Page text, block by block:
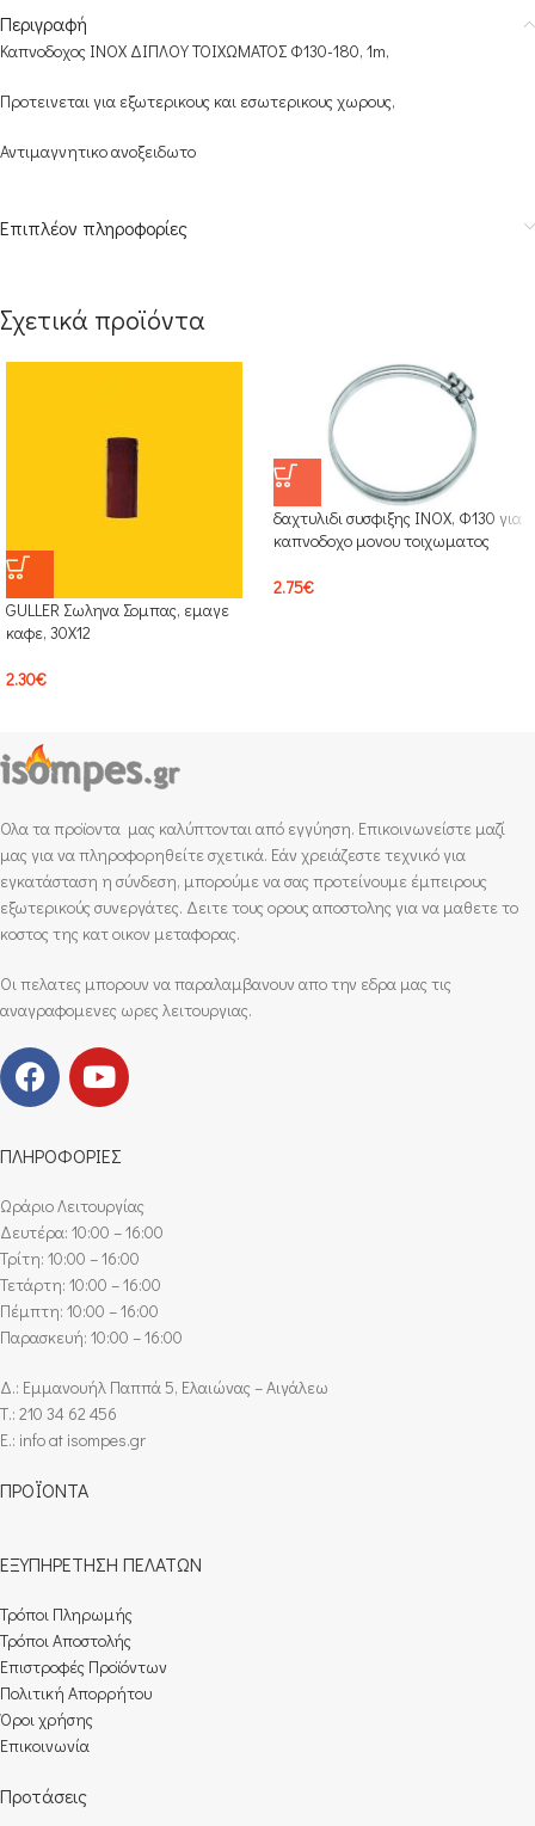
Περιγραφή
Καπνοδοχος INOX ΔΙΠΛΟΥ ΤΟΙΧΩΜΑΤΟΣ Φ130-180, 1m,
Προτεινεται για εξωτερικους και εσωτερικους χωρους,
Αντιμαγνητικο ανοξειδωτο
Επιπλέον πληροφορίες
Σχετικά προϊόντα
GULLER Σωληνα Σομπας, εμαγε
καφε, 30Χ12
2.30€
δαχτυλιδι συσφιξης INOX, Φ130 για
καπνοδοχο μονου τοιχωματος
2.75€
Ολα τα προϊοντα μας καλύπτονται από εγγύηση. Επικοινωνείστε μαζί
μας για να πληροφορηθείτε σχετικά. Εάν χρειάζεστε τεχνικό για
εγκατάσταση η σύνδεση, μπορούμε να σας προτείνουμε έμπειρους
εξωτερικούς συνεργάτες. Δειτε τους ορους αποστολης για να μαθετε το
κοστος της κατ οικον μεταφορας.
Οι πελατες μπορουν να παραλαμβανουν απο την εδρα μας τις
αναγραφομενες ωρες λειτουργιας.
ΠΛΗΡΟΦΟΡΙΕΣ
Ωράριο Λειτουργίας
Δευτέρα: 10:00 – 16:00
Τρίτη: 10:00 – 16:00
Τετάρτη: 10:00 – 16:00
Πέμπτη: 10:00 – 16:00
Παρασκευή: 10:00 – 16:00
Δ.: Εμμανουήλ Παππά 5, Ελαιώνας – Αιγάλεω
Τ.: 210 34 62 456
E.: info at isompes.gr
ΠΡΟΪΟΝΤΑ
ΕΞΥΠΗΡΕΤΗΣΗ ΠΕΛΑΤΩΝ
Τρόποι Πληρωμής​
Τρόποι Αποστολής
Επιστροφές Προϊόντων
Πολιτική Απορρήτου
Όροι χρήσης
Επικοινωνία
Προτάσεις